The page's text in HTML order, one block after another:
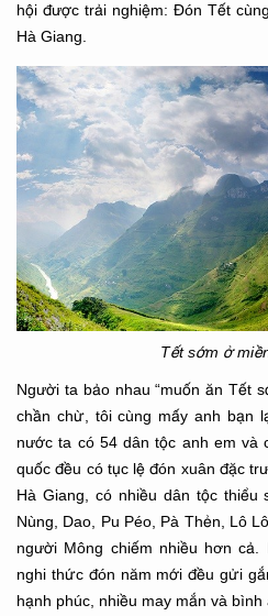
hội được trải nghiệm: Đón Tết
Hà Giang.
Tết sớm ở
Người ta bảo nhau “muốn ăn Tết
chần chừ, tôi cùng mấy anh bạn
nước ta có 54 dân tộc anh em và
quốc đều có tục lệ đón xuân đặc
Hà Giang, có nhiều dân tộc thiểu
Nùng, Dao, Pu Péo, Pà Thẻn, Lô
người Mông chiếm nhiều hơn
nghi thức đón năm mới đều gửi
hạnh phúc, nhiều may mắn và bình